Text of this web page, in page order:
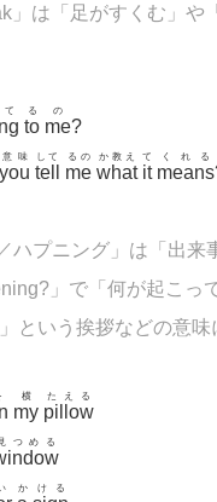
」は「足がすくむ」や
to
る
me
の
?
you
意味
tell
して
me
るの
what
か教え
it
て
means
くれる
ハプニング」は「出来
」で「何が起こっ
という挨拶などの意味
my
横
pillow
たえる
つめる
か ける